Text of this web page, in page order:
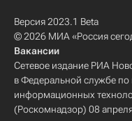
Версия 2023.1 Beta
© 2026 МИА «Россия
Вакансии
Сетевое издание РИА
в Федеральной службе по
информационных
(Роскомнадзор) 08